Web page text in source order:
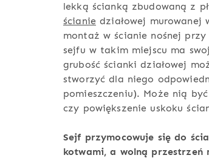
lekką ścianką zbudowaną z
ścianie działowej murowanej
montaż w ścianie nośnej
sejfu w takim miejscu ma
grubość ścianki działowej
stworzyć dla niego
pomieszczeniu). Może nią
czy powiększenie uskoku
Sejf przymocowuje się do
kotwami, a wolną przestrzeń